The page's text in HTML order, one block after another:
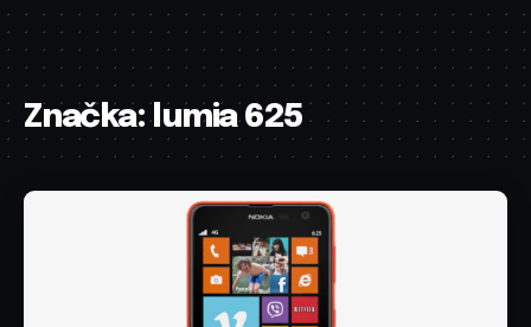
Značka:lumia 625